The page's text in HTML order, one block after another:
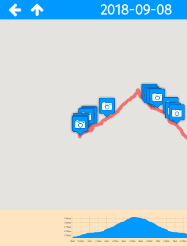
2018-09-08
0km 0.5km 1km 1.5km 2km 2.5km 3km 3.5km 4km 4.5km 5km 5.5km 6km 6.5km
1'500m
1'600m
1'700m
1'800m
1'900m